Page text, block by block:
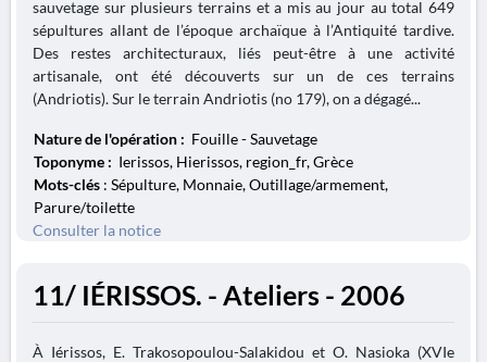
sauvetage sur plusieurs terrains et a mis au jour au total 649
sépultures allant de l’époque archaïque à l’Antiquité tardive.
Des restes architecturaux, liés peut-être à une activité
artisanale, ont été découverts sur un de ces terrains
(Andriotis). Sur le terrain Andriotis (no 179), on a dégagé...
Nature de l'opération : Fouille - Sauvetage
Toponyme : Ierissos, Hierissos, region_fr, Grèce
Mots-clés : Sépulture, Monnaie, Outillage/armement,
Parure/toilette
Consulter la notice
11/ IÉRISSOS. - Ateliers - 2006
À Iérissos, E. Trakosopoulou-Salakidou et O. Nasioka (XVIe